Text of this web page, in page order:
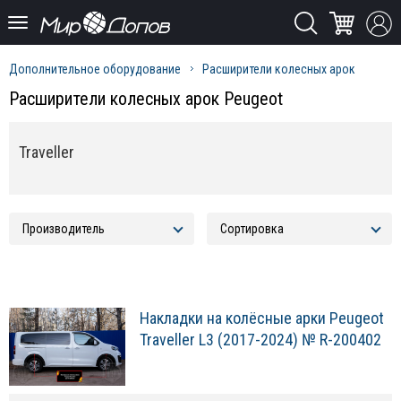
Дополнительное оборудование Расширители колесных арок
Расширители колесных арок Peugeot
Traveller
Накладки на колёсные арки Peugeot
Traveller L3 (2017-2024) № R-200402